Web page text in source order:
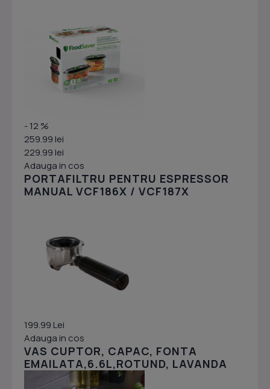
- 12 %
259.99 lei
229.99 lei
Adauga in cos
PORTAFILTRU PENTRU ESPRESSOR
MANUAL VCF186X / VCF187X
199.99 Lei
Adauga in cos
VAS CUPTOR, CAPAC, FONTA
EMAILATA,6.6L,ROTUND, LAVANDA